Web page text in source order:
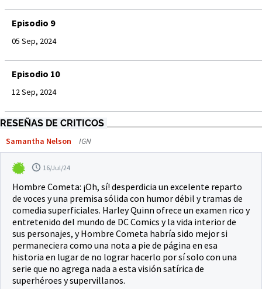
Episodio 9
05 Sep, 2024
Episodio 10
12 Sep, 2024
RESEÑAS DE CRITICOS
Samantha Nelson IGN
16/Jul/24
Hombre Cometa: ¡Oh, sí! desperdicia un excelente reparto
de voces y una premisa sólida con humor débil y tramas de
comedia superficiales. Harley Quinn ofrece un examen rico y
entretenido del mundo de DC Comics y la vida interior de
sus personajes, y Hombre Cometa habría sido mejor si
permaneciera como una nota a pie de página en esa
historia en lugar de no lograr hacerlo por sí solo con una
serie que no agrega nada a esta visión satírica de
superhéroes y supervillanos.